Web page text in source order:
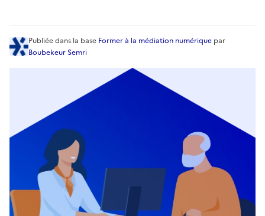
Publiéedans la base Former à la médiation numérique par
Boubekeur Semri